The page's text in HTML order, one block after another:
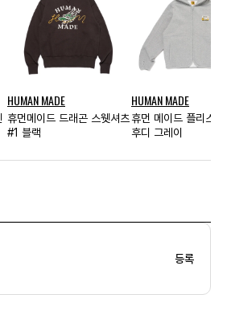
HUMAN MADE
휴먼메이드 드래곤 스웻셔츠
#1 블랙
HUMAN MADE
휴먼 메이드 플리스
후디 그레이
등록